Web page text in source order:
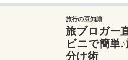
舞われることもあ
旅行の豆知識
旅ブロガー
ビニで簡単
分け術